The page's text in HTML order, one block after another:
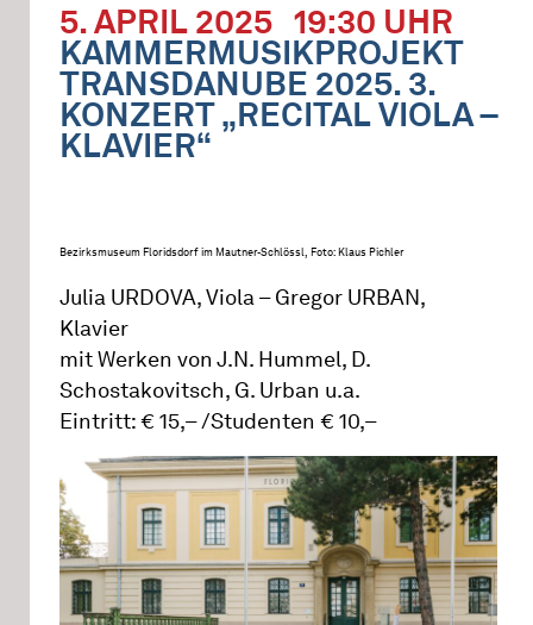
5. APRIL 2025 19:30 UHR
KAMMERMUSIKPROJEKT
TRANSDANUBE 2025. 3.
KONZERT „RECITAL VIOLA –
KLAVIER“
Bezirksmuseum Floridsdorf im Mautner-Schlössl, Foto: Klaus Pichler
Julia URDOVA, Viola – Gregor URBAN,
Klavier
mit Werken von J.N. Hummel, D.
Schostakovitsch, G. Urban u.a.
Eintritt: € 15,– /Studenten € 10,–